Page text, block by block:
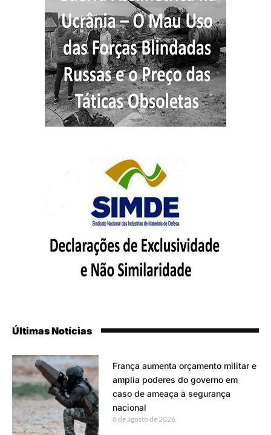
Últimas Notícias
França aumenta orçamento militar e
amplia poderes do governo em
caso de ameaça à segurança
nacional
8 de agosto de 2026